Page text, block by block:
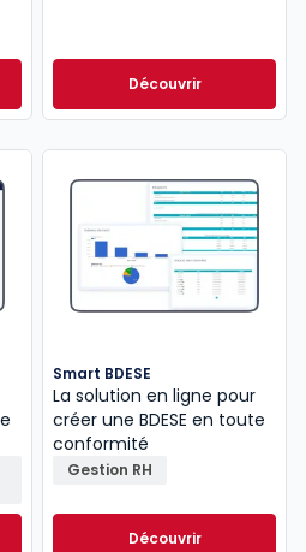
à partir de Découvrir
Smart BDESE
La solution en ligne pour
créer une BDESE en toute
conformité
Gestion RH
Découvrir